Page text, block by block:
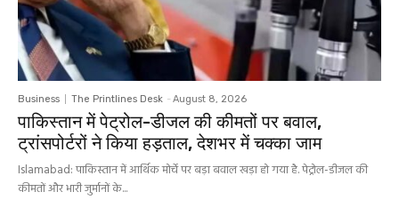
Business The Printlines Desk - August 8, 2026
पाकिस्तान में पेट्रोल-डीजल की कीमतों पर बवाल,
ट्रांसपोर्टरों ने किया हड़ताल, देशभर में चक्का जाम
Islamabad: पाकिस्तान में आर्थिक मोर्चे पर बड़ा बवाल खड़ा हो गया है. पेट्रोल-डीजल की
कीमतों और भारी जुर्मानों के...